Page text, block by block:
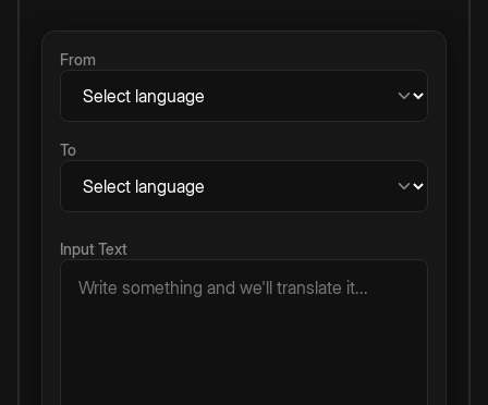
From
To
Input Text